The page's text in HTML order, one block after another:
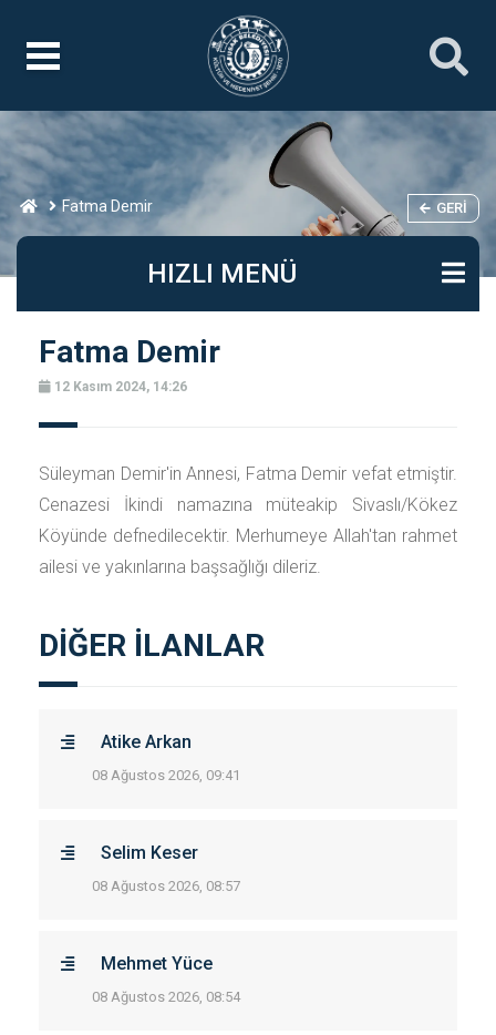
Fatma Demir GERI
HIZLI MENÜ
Fatma Demir
12 Kasım 2024, 14:26
Süleyman Demir'in Annesi, Fatma Demir vefat etmiştir.
Cenazesi İkindi namazına müteakip Sivaslı/Kökez
Köyünde defnedilecektir. Merhumeye Allah'tan rahmet
ailesi ve yakınlarına başsağlığı dileriz.
DİĞER İLANLAR
Atike Arkan
08 Ağustos 2026, 09:41
Selim Keser
08 Ağustos 2026, 08:57
Mehmet Yüce
08 Ağustos 2026, 08:54